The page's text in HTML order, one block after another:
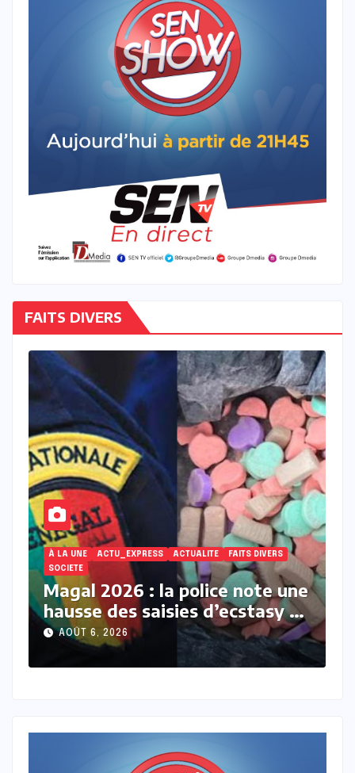
FAITS DIVERS
DIVERS
une
et
ACTUALITE À LA UNE ACTU_EXPRESS FAITS DIVERS
Touba : une jeune femme
décède après avoir accusé un
membre de sa belle-famille
d’empoisonnement
AOÛT 6, 2026